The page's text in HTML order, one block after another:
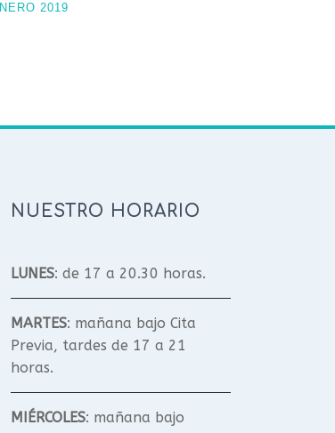
2019
NUESTRO HORARIO
LUNES: de 17 a 20.30 horas.
MARTES: mañana bajo Cita
Previa, tardes de 17 a 21
horas.
MIÉRCOLES: mañana bajo